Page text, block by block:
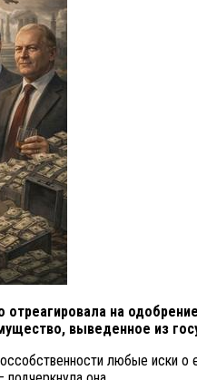
на
выведенное из
любые иски